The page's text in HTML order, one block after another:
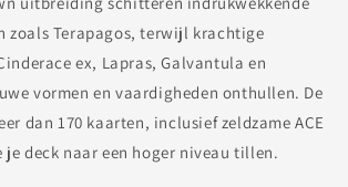
zoals Terapagos, terwijl krachtige
ex, Lapras, Galvantula en
vormen en vaardigheden onthullen. De
dan 170 kaarten, inclusief zeldzame ACE
je deck naar een hoger niveau tillen.